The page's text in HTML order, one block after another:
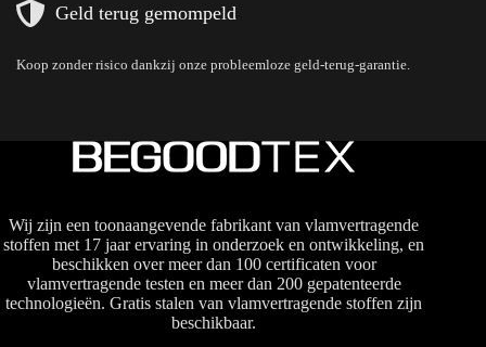
Geld terug gemompeld
Koop zonder risico dankzij onze probleemloze geld-terug-garantie.
Wij zijn een toonaangevende fabrikant van vlamvertragende
stoffen met 17 jaar ervaring in onderzoek en ontwikkeling, en
beschikken over meer dan 100 certificaten voor
vlamvertragende testen en meer dan 200 gepatenteerde
technologieën. Gratis stalen van vlamvertragende stoffen zijn
beschikbaar.